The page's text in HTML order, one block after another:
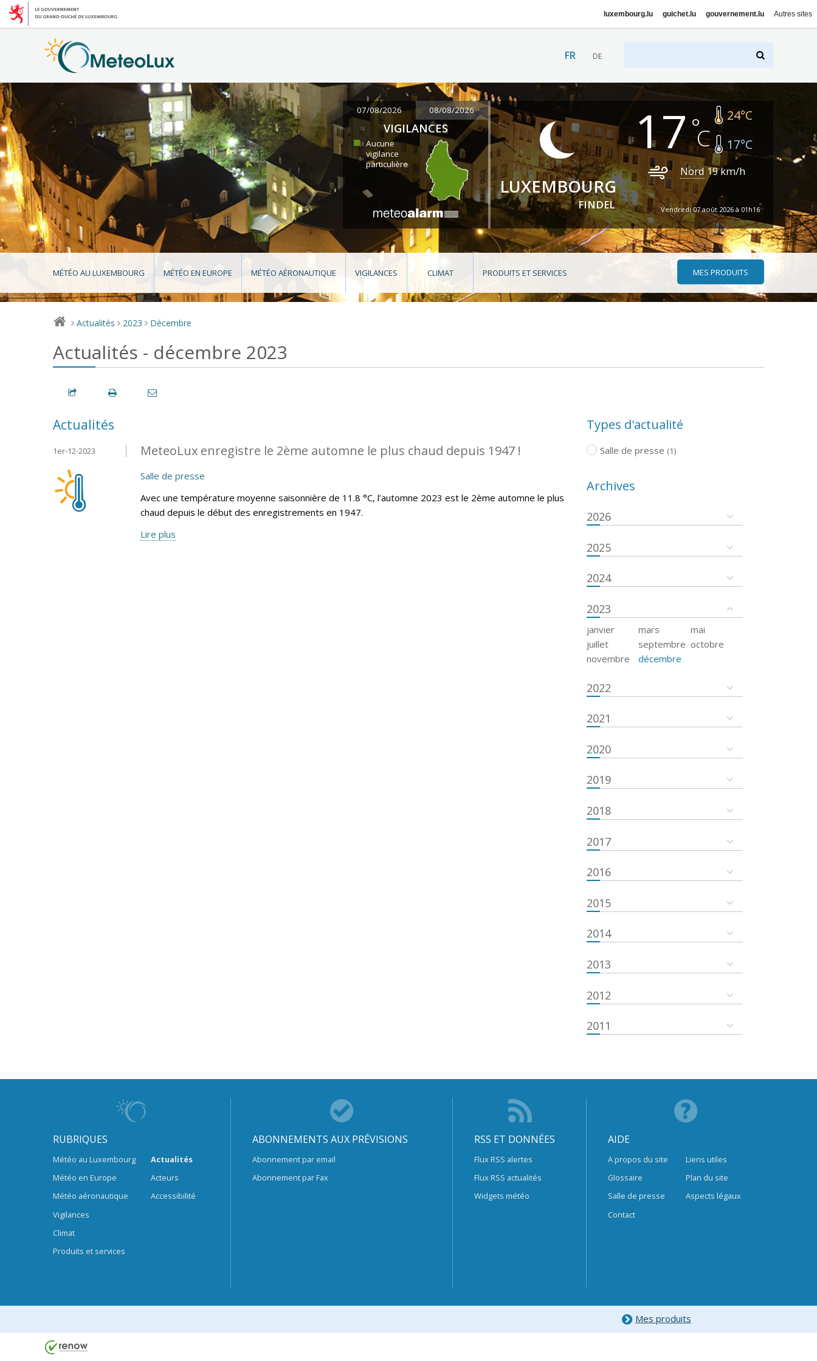
luxembourg.lu guichet.lu gouvernement.lu Autres sites
FR DE
07/08/2026 08/08/2026
VIGILANCES
Aucune
vigilance
particulière
LUXEMBOURG
FINDEL
17 24°C
17°C
Nord 19km/h
Vendredi 07 août 2026 à 01h16
MÉTÉO AU LUXEMBOURG MÉTÉO EN EUROPE MÉTÉO AÉRONAUTIQUE VIGILANCES CLIMAT PRODUITS ET SERVICES MES PRODUITS
> Actualités > 2023 > Décembre
Actualités - décembre 2023
Actualités
MeteoLux enregistre le 2ème automne le plus chaud depuis 1947 !
1er-12-2023
Salle de presse
Avec une température moyenne saisonnière de 11.8 °C, l’automne 2023 est le 2ème automne le plus
chaud depuis le début des enregistrements en 1947.
Lire plus
Types d'actualité
Salle de presse (1)
Archives
2026
2025
2024
2023
janvier mars
mai
juillet
septembre octobre
novembre
décembre
2022
2021
2020
2019
2018
2017
2016
2015
2014
2013
2012
2011
RUBRIQUES
Météo au Luxembourg
Météo en Europe
Météo aéronautique
Vigilances
Climat
Produits et services
Actualités
Acteurs
Accessibilité
ABONNEMENTS AUX PRÉVISIONS
Abonnement par email
Abonnement par Fax
RSS ET DONNÉES
Flux RSS alertes
Flux RSS actualités
Widgets météo
AIDE
A propos du site
Glossaire
Salle de presse
Contact
Liens utiles
Plan du site
Aspects légaux
Mes produits